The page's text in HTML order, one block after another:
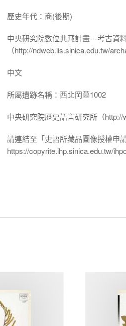
歷史年代：商(後期)
中央研究院數位典藏計畫---考古資
（http://ndweb.iis.sinica.edu.tw/
中文
所屬遺跡名稱：西北岡墓1002
中央研究院歷史語言研究所（http://
請連結至「史語所藏品圖像授權申
https://copyrite.ihp.sinica.edu.tw/